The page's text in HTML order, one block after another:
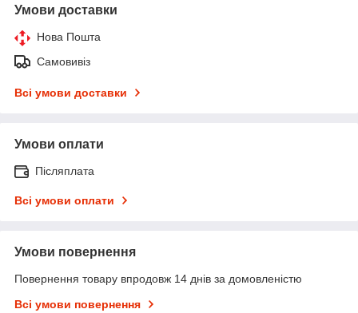
Умови доставки
Нова Пошта
Самовивіз
Всі умови доставки
Умови оплати
Післяплата
Всі умови оплати
Умови повернення
Повернення товару впродовж 14 днів за домовленістю
Всі умови повернення